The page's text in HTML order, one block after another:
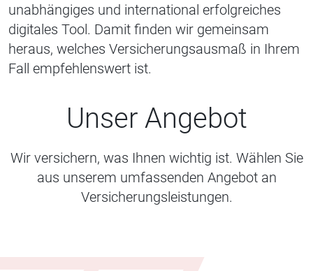
unabhängiges und international erfolgreiches
digitales Tool. Damit finden wir gemeinsam
heraus, welches Versicherungsausmaß in Ihrem
Fall empfehlenswert ist.
Unser Angebot
Wir versichern, was Ihnen wichtig ist. Wählen Sie
aus unserem umfassenden Angebot an
Versicherungsleistungen.